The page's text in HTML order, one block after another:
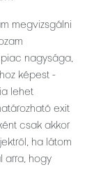
megvizsgálni
nagysága,
képest -
lehet
exit
csak akkor
ha látom
arra, hogy